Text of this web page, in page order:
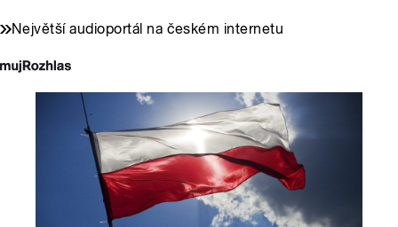
Největší audioportál na českém internetu